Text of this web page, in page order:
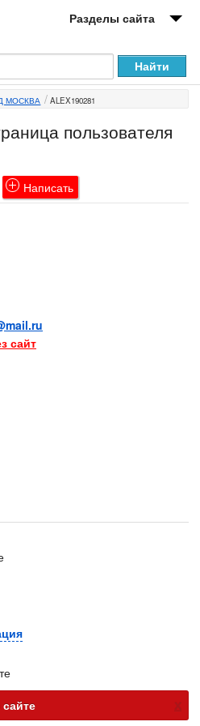
Разделы сайта
МОСКВА ALEX190281
пользователя
Написать
сайт
х